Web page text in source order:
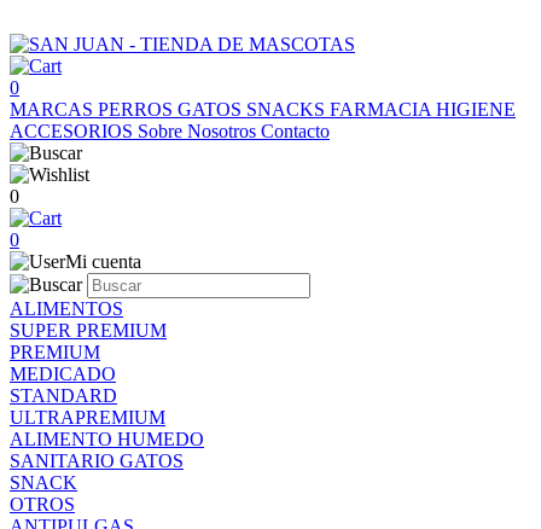
0
MARCAS PERROS GATOS SNACKS FARMACIA HIGIENE
ACCESORIOS Sobre Nosotros Contacto
0
0
Mi cuenta
ALIMENTOS
SUPER PREMIUM
PREMIUM
MEDICADO
STANDARD
ULTRAPREMIUM
ALIMENTO HUMEDO
SANITARIO GATOS
SNACK
OTROS